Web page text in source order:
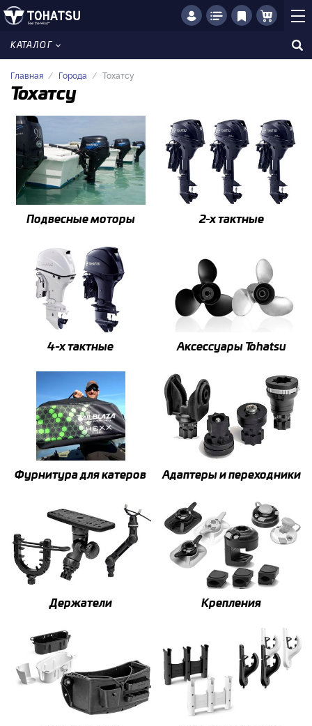
КАТАЛОГ
Главная Города Тохатсу
Тохатсу
Подвесные моторы 2-x тактные
4-x тактные Аксессуары Tohatsu
Фурнитура для катеров Адаптеры и переходники
Держатели Крепления